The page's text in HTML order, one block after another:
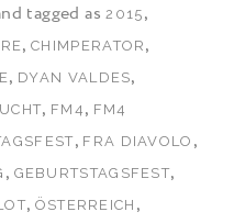
tagged as2015 ,
,CHIMPERATOR ,
, DYAN VALDES,
, FM4 , FM4
, FRA DIAVOLO ,
, GEBURTSTAGSFEST,
, ÖSTERREICH ,